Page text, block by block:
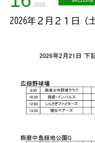
2026
2026年２月２１日（
登録チーム一覧
各種ダウンロード